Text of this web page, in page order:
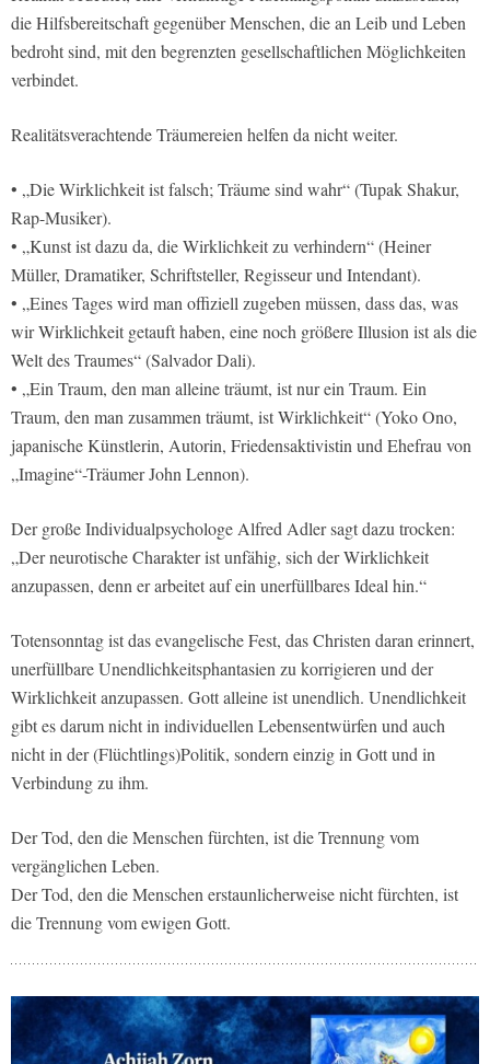
die Hilfsbereitschaft gegenüber Menschen, die an Leib und Leben
bedroht sind, mit den begrenzten gesellschaftlichen Möglichkeiten
verbindet.
Realitätsverachtende Träumereien helfen da nicht weiter.
• „Die Wirklichkeit ist falsch; Träume sind wahr“ (Tupak Shakur,
Rap-Musiker).
• „Kunst ist dazu da, die Wirklichkeit zu verhindern“ (Heiner
Müller, Dramatiker, Schriftsteller, Regisseur und Intendant).
• „Eines Tages wird man offiziell zugeben müssen, dass das, was
wir Wirklichkeit getauft haben, eine noch größere Illusion ist als die
Welt des Traumes“ (Salvador Dali).
• „Ein Traum, den man alleine träumt, ist nur ein Traum. Ein
Traum, den man zusammen träumt, ist Wirklichkeit“ (Yoko Ono,
japanische Künstlerin, Autorin, Friedensaktivistin und Ehefrau von
„Imagine“-Träumer John Lennon).
Der große Individualpsychologe Alfred Adler sagt dazu trocken:
„Der neurotische Charakter ist unfähig, sich der Wirklichkeit
anzupassen, denn er arbeitet auf ein unerfüllbares Ideal hin.“
Totensonntag ist das evangelische Fest, das Christen daran erinnert,
unerfüllbare Unendlichkeitsphantasien zu korrigieren und der
Wirklichkeit anzupassen. Gott alleine ist unendlich. Unendlichkeit
gibt es darum nicht in individuellen Lebensentwürfen und auch
nicht in der (Flüchtlings)Politik, sondern einzig in Gott und in
Verbindung zu ihm.
Der Tod, den die Menschen fürchten, ist die Trennung vom
vergänglichen Leben.
Der Tod, den die Menschen erstaunlicherweise nicht fürchten, ist
die Trennung vom ewigen Gott.